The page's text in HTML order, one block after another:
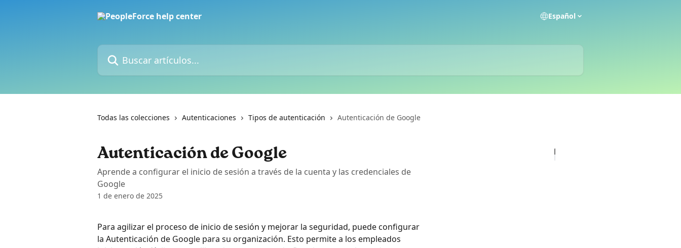
Español
Buscar artículos...
Todas las colecciones Autenticaciones Tipos de autenticación Autenticación de Google
Autenticación de Google
Aprende a configurar el inicio de sesión a través de la cuenta y las credenciales de
Google
1 de enero de 2025
Para agilizar el proceso de inicio de sesión y mejorar la seguridad, puede configurar
la Autenticación de Google para su organización. Esto permite a los empleados